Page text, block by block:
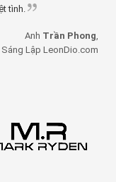
tình.
Anh Trần Phong,
Sáng Lập LeonDio.com